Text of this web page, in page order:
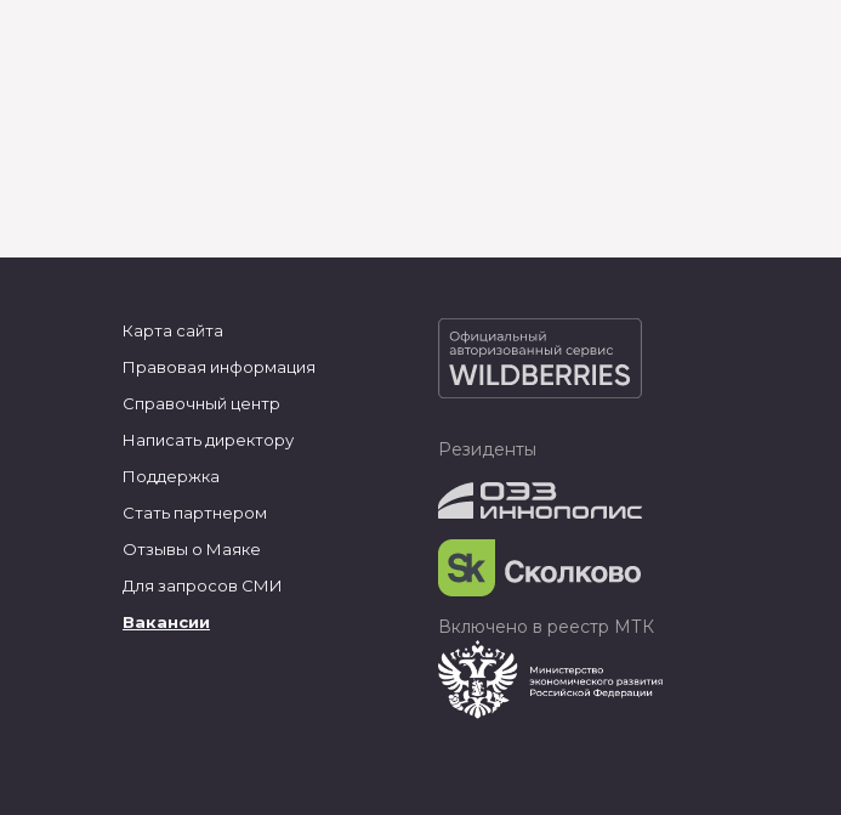
Карта сайта
Правовая информация
Справочный центр
Написать директору
Поддержка
Стать партнером
Отзывы о Маяке
Для запросов СМИ
Вакансии
Резиденты
Включено в реестр МТК